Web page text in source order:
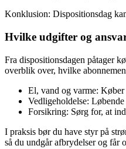
Konklusion: Dispositionsdag
Hvilke udgifter og
Fra dispositionsdagen påtager
overblik over, hvilke
El, vand og varme:
Vedligeholdelse:
Forsikring: Sørg for, at
I praksis bør du have styr på
så du undgår afbrydelser og får